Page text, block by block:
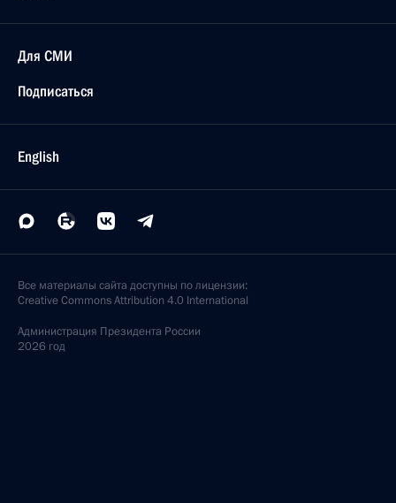
Для СМИ
Подписаться
English
Все материалы сайта доступны по лицензии:
Creative Commons Attribution 4.0 International
Администрация Президента России
2026 год